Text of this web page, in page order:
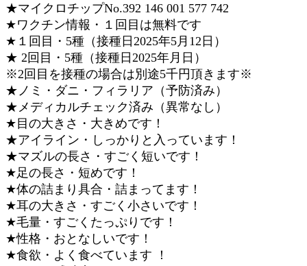
★マイクロチップNo.392 146 001 577 742
★ワクチン情報・１回目は無料です
★１回目・5種（接種日2025年5月12日）
★ 2回目・5種（接種日2025年月日）
※2回目を接種の場合は別途5千円頂きます※
★ノミ・ダニ・フィラリア（予防済み）
★メディカルチェック済み（異常なし）
★目の大きさ・大きめです！
★アイライン・しっかりと入っています！
★マズルの長さ・すごく短いです！
★足の長さ・短めです！
★体の詰まり具合・詰まってます！
★耳の大きさ・すごく小さいです！
★毛量・すごくたっぷりです！
★性格・おとなしいです！
★食欲・よく食べています ！